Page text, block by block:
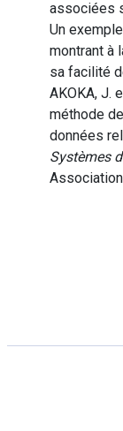
associées
Un
montrant à
sa facilité
AKOKA, J.
méthode
données
Systèmes